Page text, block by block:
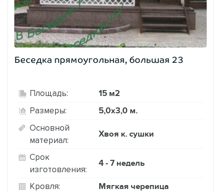
Беседка прямоугольная, большая 23
Площадь: 15 м2
Размеры: 5,0х3,0 м.
Основной
материал:
Хвоя к. сушки
Срок
изготовления:
4 - 7 недель
Кровля: Мягкая черепица